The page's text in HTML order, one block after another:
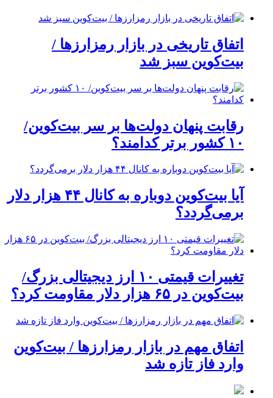
اتفاق تاریخی در بازار رمزارزها /
بیت‌کوین سبز شد
رقابت پنهان دولت‌ها بر سر بیت‌کوین/
۱۰ کشور برتر کدامند؟
آیا بیت‌کوین دوباره به کانال ۴۴ هزار دلار
برمی‌گردد؟
تغییرات قیمتی ۱۰ ارز دیجیتالی بزرگ/
بیت‌کوین در ۶۵ هزار دلار مقاومت کرد؟
اتفاق مهم در بازار رمزارزها / بیت‌کوین
وارد فاز تازه شد